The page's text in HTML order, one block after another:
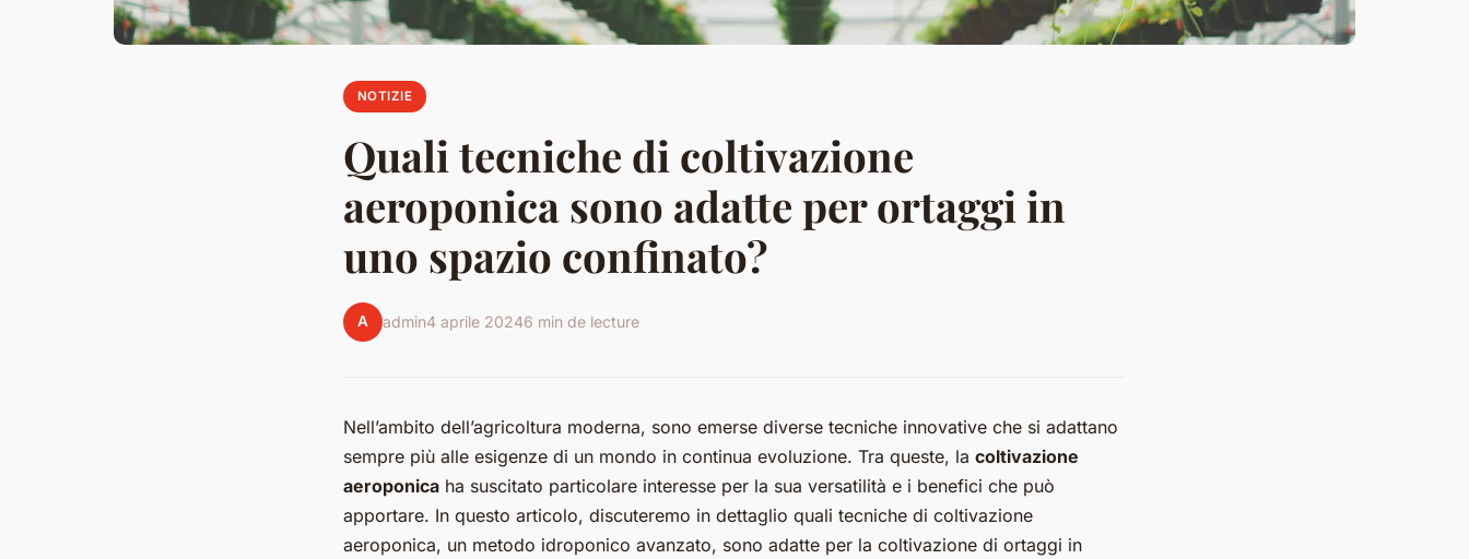
NOTIZIE
Quali tecniche di coltivazione
aeroponica sono adatte per ortaggi in
uno spazio confinato?
A admin4 aprile 20246 min de lecture
Nell’ambito dell’agricoltura moderna, sono emerse diverse tecniche innovative che si adattano
sempre più alle esigenze di un mondo in continua evoluzione. Tra queste, la coltivazione
aeroponica ha suscitato particolare interesse per la sua versatilità e i benefici che può
apportare. In questo articolo, discuteremo in dettaglio quali tecniche di coltivazione
aeroponica, un metodo idroponico avanzato, sono adatte per la coltivazione di ortaggi in